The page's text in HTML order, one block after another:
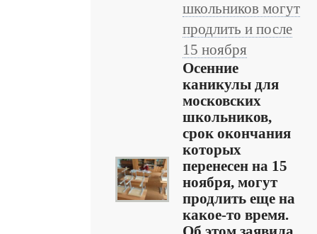
школьников могут
продлить и после
15 ноября
Осенние
каникулы для
московских
школьников,
срок окончания
которых
перенесен на 15
ноября, могут
продлить еще на
какое-то время.